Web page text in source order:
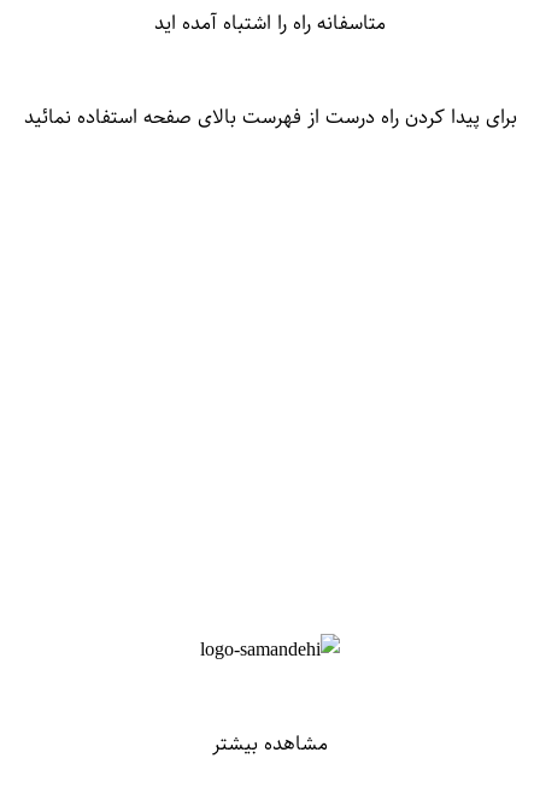
متاسفانه راه را اشتباه آمده اید
برای پیدا کردن راه درست از فهرست بالای صفحه استفاده نمائید
مشاهده بیشتر